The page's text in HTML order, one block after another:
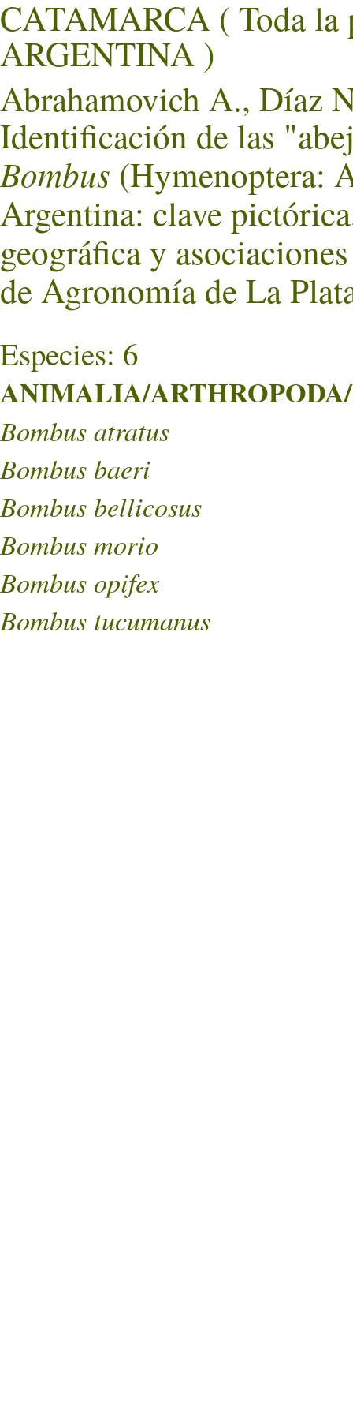
CATAMARCA ( Toda
ARGENTINA )
Abrahamovich A., Díaz
Identificación de las
Bombus (Hymenoptera:
Argentina: clave
geográfica y
de Agronomía de La
Especies: 6
ANIMALIA/
Bombus atratus
Bombus baeri
Bombus bellicosus
Bombus morio
Bombus opifex
Bombus tucumanus